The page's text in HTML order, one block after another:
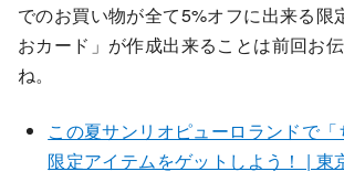
でのお買い物が全て5%オフに出来る限
おカード」が作成出来ることは前回お
ね。
この夏サンリオピューロランドで
限定アイテムをゲットしよう！ | 東